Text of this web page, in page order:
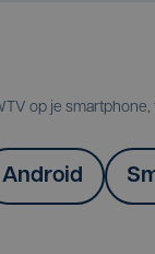
op je smartphone,
Android